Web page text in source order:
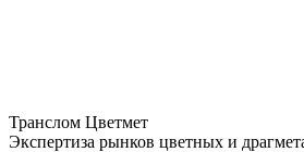
Транслом Цветмет
Экспертиза рынков цветных и